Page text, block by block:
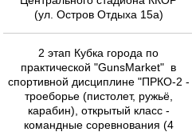
(ул. Остров Отдыха 15а)
2 этап Кубка города по
практической "GunsMarket" в
спортивной дисциплине "ПРКО-2 -
троеборье (пистолет, ружьё,
карабин), открытый класс -
командные соревнования (4